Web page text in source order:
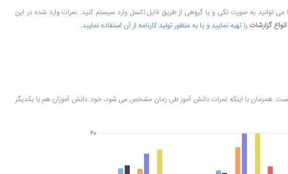
می توانید به صورت تکی و یا گروهی از طریق فایل اکسل وارد سیستم کنید. نمرات وارد شده در این
انواع گزارشاترا تهیه نمایید و یا به منظور تولید کارنامه از آن استفاده نمایید.
است. همزمان با اینکه نمرات دانش آموز طی زمان مشخص می شود، خود دانش آموزان هم با یکدیگر